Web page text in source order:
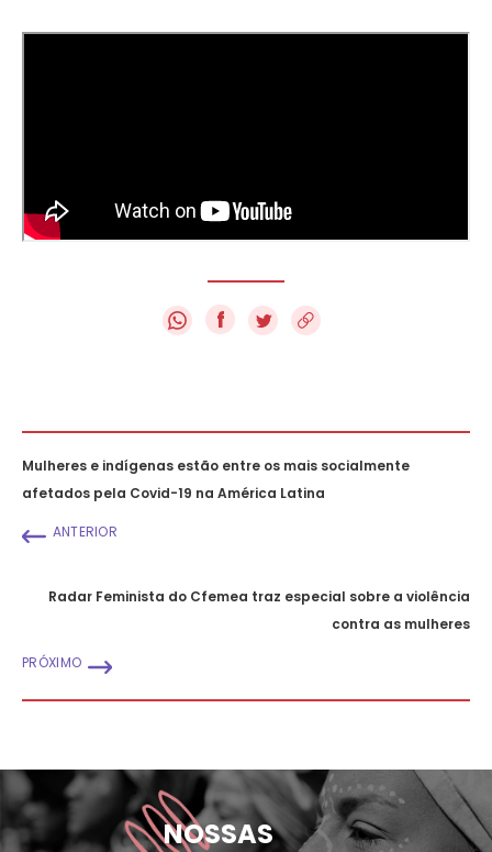
f
Mulheres e indígenas estão entre os mais socialmente
afetados pela Covid-19 na América Latina
ANTERIOR
Radar Feminista do Cfemea traz especial sobre a violência
contra as mulheres
PRÓXIMO
NOSSAS